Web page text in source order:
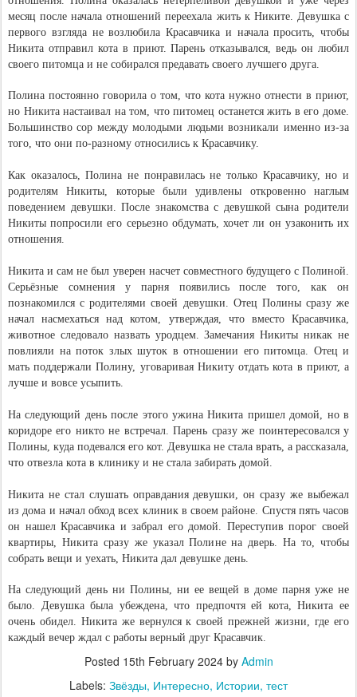
месяц после начала отношений переехала жить к Никите. Девушка с
первого взгляда не возлюбила Красавчика и начала просить, чтобы
Никита отправил кота в приют. Парень отказывался, ведь он любил
своего питомца и не собирался предавать своего лучшего друга.
Полина постоянно говорила о том, что кота нужно отнести в приют,
но Никита настаивал на том, что питомец останется жить в его доме.
Большинство сор между молодыми людьми возникали именно из-за
того, что они по-разному относились к Красавчику.
Как оказалось, Полина не понравилась не только Красавчику, но и
родителям Никиты, которые были удивлены откровенно наглым
поведением девушки. После знакомства с девушкой сына родители
Никиты попросили его серьезно обдумать, хочет ли он узаконить их
отношения.
Никита и сам не был уверен насчет совместного будущего с Полиной.
Серьёзные сомнения у парня появились после того, как он
познакомился с родителями своей девушки. Отец Полины сразу же
начал насмехаться над котом, утверждая, что вместо Красавчика,
животное следовало назвать уродцем. Замечания Никиты никак не
повлияли на поток злых шуток в отношении его питомца. Отец и
мать поддержали Полину, уговаривая Никиту отдать кота в приют, а
лучше и вовсе усыпить.
На следующий день после этого ужина Никита пришел домой, но в
коридоре его никто не встречал. Парень сразу же поинтересовался у
Полины, куда подевался его кот. Девушка не стала врать, а рассказала,
что отвезла кота в клинику и не стала забирать домой.
Никита не стал слушать оправдания девушки, он сразу же выбежал
из дома и начал обход всех клиник в своем районе. Спустя пять часов
он нашел Красавчика и забрал его домой. Переступив порог своей
квартиры, Никита сразу же указал Полине на дверь. На то, чтобы
собрать вещи и уехать, Никита дал девушке день.
На следующий день ни Полины, ни ее вещей в доме парня уже не
было. Девушка была убеждена, что предпочтя ей кота, Никита ее
очень обидел. Никита же вернулся к своей прежней жизни, где его
каждый вечер ждал с работы верный друг Красавчик.
Posted 15th February 2024by Admin
Labels: Звёзды Интересно Истории тест